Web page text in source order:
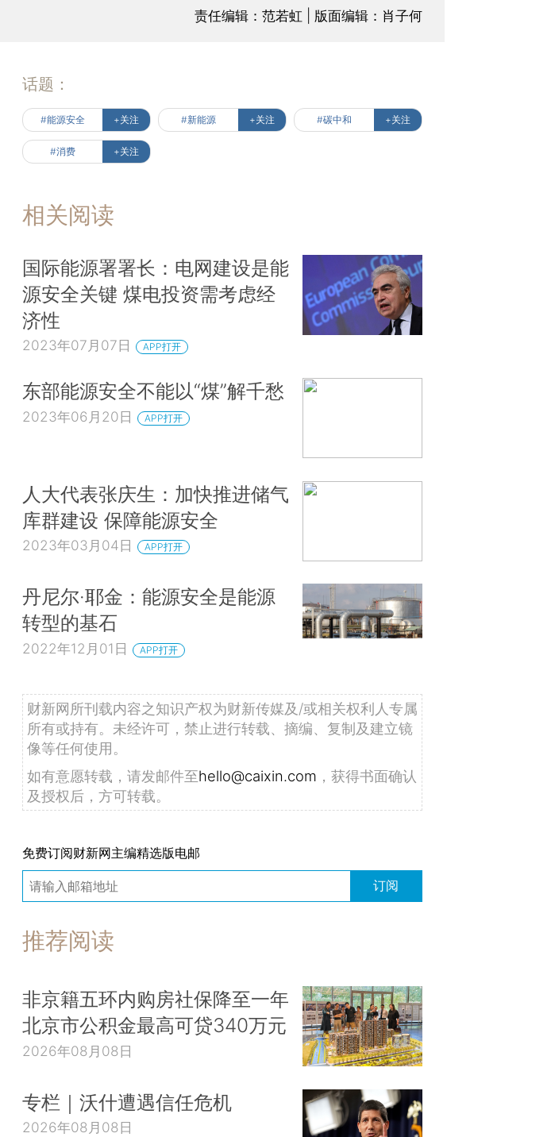
责任编辑：范若虹 | 版面编辑：肖子何
话题：
#能源安全 +关注 #新能源 +关注 #碳中和 +关注
#消费 +关注
相关阅读
国际能源署署长：电网建设是能
源安全关键 煤电投资需考虑经
济性
2023年07月07日 APP打开
东部能源安全不能以“煤”解千愁
2023年06月20日 APP打开
人大代表张庆生：加快推进储气
库群建设 保障能源安全
2023年03月04日 APP打开
丹尼尔·耶金：能源安全是能源
转型的基石
2022年12月01日 APP打开
财新网所刊载内容之知识产权为财新传媒及/或相关权利人专属
所有或持有。未经许可，禁止进行转载、摘编、复制及建立镜
像等任何使用。
如有意愿转载，请发邮件至hello@caixin.com ，获得书面确认
及授权后，方可转载。
免费订阅财新网主编精选版电邮
订阅
推荐阅读
非京籍五环内购房社保降至一年
北京市公积金最高可贷340万元
2026年08月08日
专栏｜沃什遭遇信任危机
2026年08月08日